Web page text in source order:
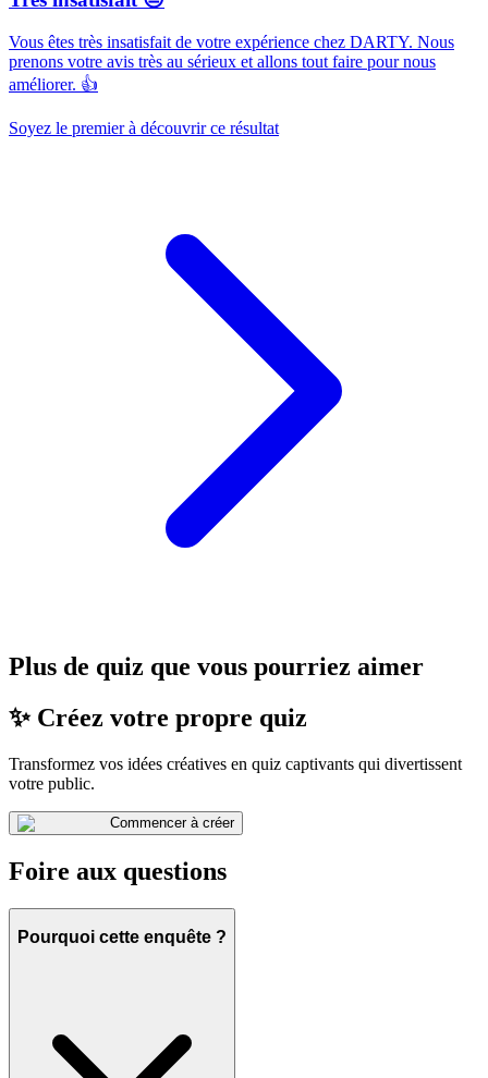
Vous êtes très insatisfait de votre expérience chez DARTY. Nous
prenons votre avis très au sérieux et allons tout faire pour nous
améliorer. 👍
Soyez le premier à découvrir ce résultat
Plus de quiz que vous pourriez aimer
✨ Créez votre propre quiz
Transformez vos idées créatives en quiz captivants qui divertissent
votre public.
Commencer à créer
Foire aux questions
Pourquoi cette enquête ?